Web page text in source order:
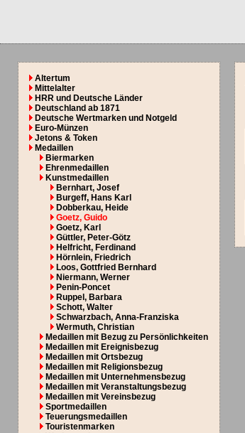
Altertum
Mittelalter
HRR und Deutsche Länder
Deutschland ab 1871
Deutsche Wertmarken und Notgeld
Euro-Münzen
Jetons & Token
Medaillen
Biermarken
Ehrenmedaillen
Kunstmedaillen
Bernhart, Josef
Burgeff, Hans Karl
Dobberkau, Heide
Goetz, Guido
Goetz, Karl
Güttler, Peter-Götz
Helfricht, Ferdinand
Hörnlein, Friedrich
Loos, Gottfried Bernhard
Niermann, Werner
Penin-Poncet
Ruppel, Barbara
Schott, Walter
Schwarzbach, Anna-Franziska
Wermuth, Christian
Medaillen mit Bezug zu Persönlichkeiten
Medaillen mit Ereignisbezug
Medaillen mit Ortsbezug
Medaillen mit Religionsbezug
Medaillen mit Unternehmensbezug
Medaillen mit Veranstaltungsbezug
Medaillen mit Vereinsbezug
Sportmedaillen
Teuerungsmedaillen
Touristenmarken